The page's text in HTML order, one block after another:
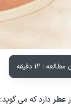
: 12 دقیقه
عطر دارد که می گوید: